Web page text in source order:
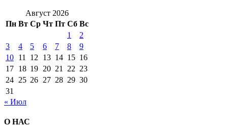
Август 2026
Пн Вт Ср Чт Пт Сб Вс
1
2
3
4 5 6 7 8
9
10 11 12 13 14 15 16
17 18 19 20 21 22 23
24 25 26 27 28 29 30
31
« Июл
О НАС